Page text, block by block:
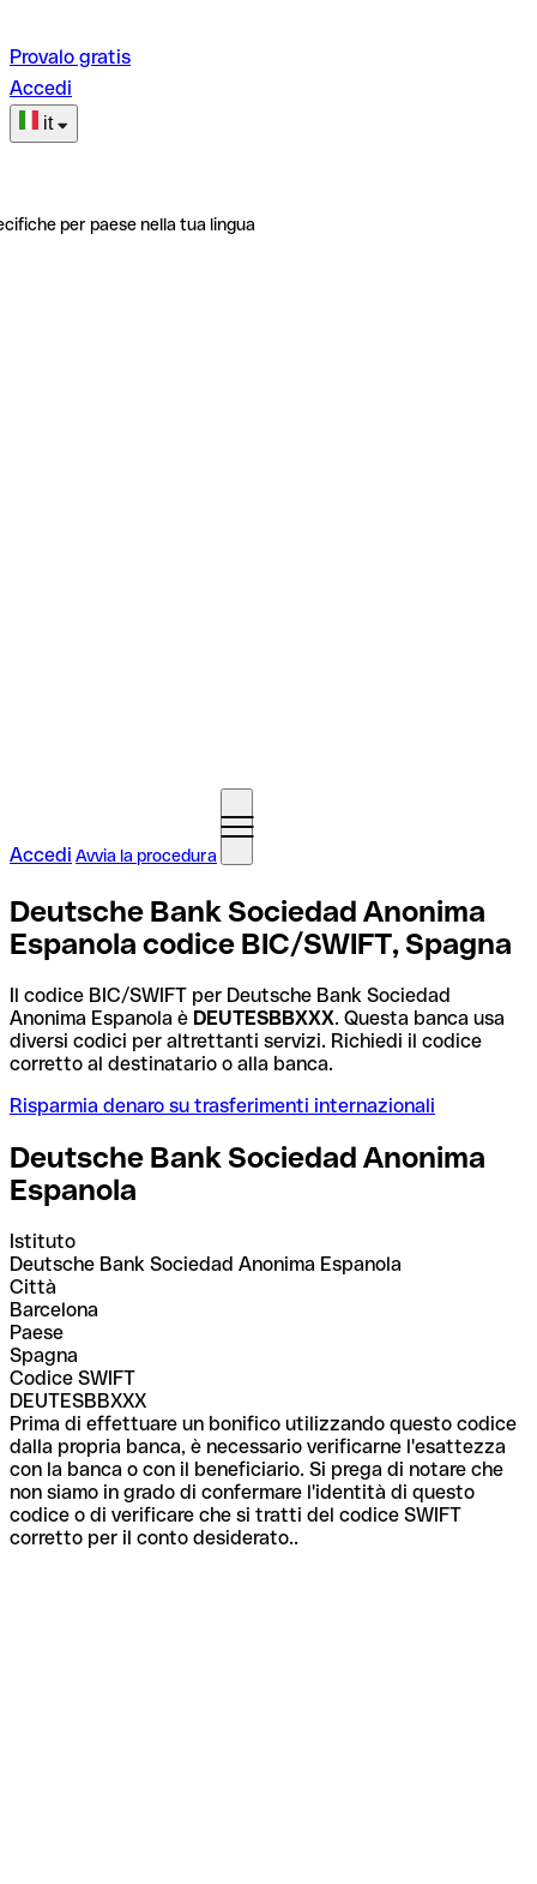
Provalo gratis
Accedi
it
per paese nella tua lingua
Accedi Avvia la procedura
Deutsche Bank Sociedad Anonima
Espanola codice BIC/SWIFT, Spagna
Il codice BIC/SWIFT per Deutsche Bank Sociedad
Anonima Espanola è DEUTESBBXXX. Questa banca usa
diversi codici per altrettanti servizi. Richiedi il codice
corretto al destinatario o alla banca.
Risparmia denaro su trasferimenti internazionali
Deutsche Bank Sociedad Anonima
Espanola
Istituto
Deutsche Bank Sociedad Anonima Espanola
Città
Barcelona
Paese
Spagna
Codice SWIFT
DEUTESBBXXX
Prima di effettuare un bonifico utilizzando questo codice
dalla propria banca, è necessario verificarne l'esattezza
con la banca o con il beneficiario. Si prega di notare che
non siamo in grado di confermare l'identità di questo
codice o di verificare che si tratti del codice SWIFT
corretto per il conto desiderato..